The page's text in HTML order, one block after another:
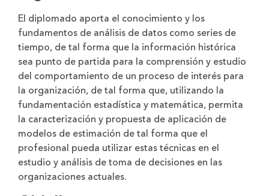
El diplomado aporta el conocimiento y los
fundamentos de análisis de datos como series de
tiempo, de tal forma que la información histórica
sea punto de partida para la comprensión y estudio
del comportamiento de un proceso de interés para
la organización, de tal forma que, utilizando la
fundamentación estadística y matemática, permita
la caracterización y propuesta de aplicación de
modelos de estimación de tal forma que el
profesional pueda utilizar estas técnicas en el
estudio y análisis de toma de decisiones en las
organizaciones actuales.